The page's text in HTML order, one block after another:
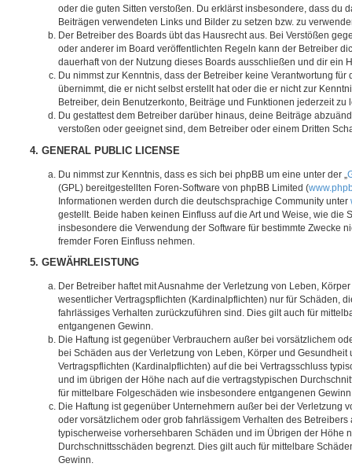
oder die guten Sitten verstoßen. Du erklärst insbesondere, dass du
Beiträgen verwendeten Links und Bilder zu setzen bzw. zu
Der Betreiber des Boards übt das Hausrecht aus. Bei Verstößen
oder anderer im Board veröffentlichten Regeln kann der Betreiber
dauerhaft von der Nutzung dieses Boards ausschließen und dir ein
Du nimmst zur Kenntnis, dass der Betreiber keine Verantwortung für
übernimmt, die er nicht selbst erstellt hat oder die er nicht zur
Betreiber, dein Benutzerkonto, Beiträge und Funktionen jederzeit zu
Du gestattest dem Betreiber darüber hinaus, deine Beiträge
verstoßen oder geeignet sind, dem Betreiber oder einem Dritten
4. GENERAL PUBLIC LICENSE
Du nimmst zur Kenntnis, dass es sich bei phpBB um eine unter der „
(GPL) bereitgestellten Foren-Software von phpBB Limited (
Informationen werden durch die deutschsprachige Community unter
gestellt. Beide haben keinen Einfluss auf die Art und Weise, wie die
insbesondere die Verwendung der Software für bestimmte Zwecke
fremder Foren Einfluss nehmen.
5. GEWÄHRLEISTUNG
Der Betreiber haftet mit Ausnahme der Verletzung von Leben,
wesentlicher Vertragspflichten (Kardinalpflichten) nur für Schäden,
fahrlässiges Verhalten zurückzuführen sind. Dies gilt auch für
entgangenen Gewinn.
Die Haftung ist gegenüber Verbrauchern außer bei vorsätzlichem
bei Schäden aus der Verletzung von Leben, Körper und
Vertragspflichten (Kardinalpflichten) auf die bei Vertragsschluss
und im übrigen der Höhe nach auf die vertragstypischen
für mittelbare Folgeschäden wie insbesondere entgangenen
Die Haftung ist gegenüber Unternehmern außer bei der Verletzung
oder vorsätzlichem oder grob fahrlässigem Verhalten des Betreibers
typischerweise vorhersehbaren Schäden und im Übrigen der Höhe
Durchschnittsschäden begrenzt. Dies gilt auch für mittelbare
Gewinn.